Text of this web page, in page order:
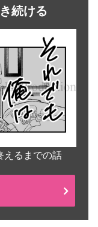
続ける
えるまでの話